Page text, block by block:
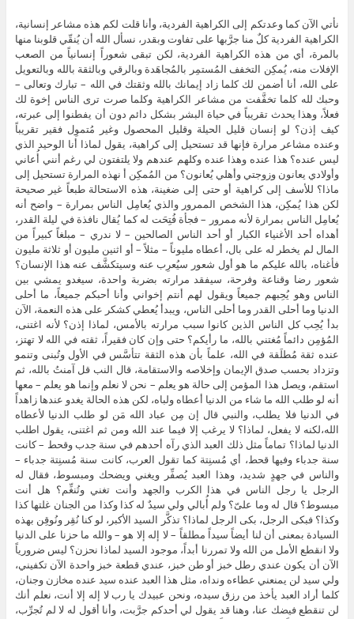
نأتي الآن كما وعدتكم إلى الكراهية الفردية، وأنا قلت لكم هذه مشاعر إنسانية،
الكراهية الفردية كلٌ منا جرَّبها على تفاوت وبقدر، نسأل الله أن يُنقّي قلوبنا منها
بالمرة، أي من هذه الكراهية الفردية، لكن تبقى شعوراً إنسانياً من الصعب
الإفلات منه، يُمكِن التخفف المُستمِر بالمُجاهَدة وبالرقي وبالثقة بالله وبالتعويل
على الله، أنا أضمن لك كلما زاد إيمانك بالله وثقتك في الله – تبارك وتعالى –
وحبك لله كلما تخفَّفت من مشاعر الكراهية وكلما صرت ترى الناس إخوة لك
فعلاً، وهذا يحدث تقريباً في حياة البشر بشكل دائم دون أن يفطنوا إلى عبرته،
كيف إذن؟ لو إنسان قليل الحيلة وقليل المحصول وغير مُتموِل فقير تقريباً
وعنده مشاعر مرارة فإنها قد تستحيل إلى كراهية، يقول لماذا أنا الوحيد الذي
ليس عنده؟ هذا عنده وهذا عنده وكلهم عندهم ولا يلتفتون لي رغم أنني أُعاني
وأولادي يعانون وزوجتي وأهلي يُعانون؟ من المُمكِن أ نهذه المرارة تستحيل إلى
ماذا؟ للأسف إلى كراهية أو حتى إلى ضغينة، هذه الاستحالة طبعاً غير صحيحة
لكن هذا يُمكِن، هذا الشخص الممرور والذي يُعامِل الناس بمرارة – واضح أنه
يُعامِل الناس بمرارة لأنه ممرور – فجأة فُتِحَت له كما يُقال نافذة في ليلة القدر،
أهداه أحد الأغنياء الكبار أو أحد الناس الصالحين – لا ندري – مبلغاً كبيراً من
المال لم يخطر له على بال، أعطاه مليوناً – مثلاً – أو اثنين مليون أو ثلاثة مليون
فأغناه، بالله عليكم ما هو أول شعور سيُعرِب عنه وسيتكشَّف عنه هذا الإنسان؟
شعور رضا وقناعة وفرحة، سيفقد مرارته بضربة واحدة، سيغدو يمشي بين
الناس وهو يُحِبهم جميعاً ويقول لهم أنتم إخواني وأنا أحبكم جميعاً، ما أحلى
الدنيا وما أحلى القدر وما أحلى الناس، ويبدأ يُعطي كشكر على هذه النعمة، الآن
بدأ يُحِب كل الناس الذين كانوا سبب مرارته بالأمس، لماذا إذن؟ لأنه اغتنى،
المُؤمِن دائماً مُغتني بالله، ما رأيكم؟ حتى وإن كان فقيراً، ثقته في الله لا تهتز،
عنده ثقة مُطلَقة في الله، علماً بأن هذه الثقة تتأسَّس في الأول وتُبنى وتنمو
وتزداد بحسب صدق الإيمان وإخلاصه والاستقامة، قال النب قل آمنتُ بالله، ثم
استقم، ويصل هذا المؤمن إلى حالة هو يعلم – نحن لا نعلم وإنما هو يعلم – معها
أنه لو طلب الله ما شاء من الدنيا أعطاه ولباه، لكن هذه الحالة يغدو عندها زاهداً
في الدنيا فلا يطلب، والنبي قال إن مِن عباد الله مَن لو طلب الدنيا لأعطاه
الله،لكنه لا يفعل، لماذا؟ لا يرغب إلا فيما عند الله ومن ثم اغتنى، يقول اطلب
الدنيا لماذا؟ تماماً مثل ذلك العبد الذي رآه أحدهم في سنة جدب وقحط – كانت
سنة جدباء وفيها قحط، أي مُسنِتة كما تقول العرب، كانت سنة مُسنِتة جدباء –
والناس في جهدٍ شديد، وهذا العبد يُصفِّر ويغني ويضحك ومبسوط، فقال له
الرجل يا رجل الناس في هذا الكرب والجهد وأنت تغني وتُنغِّم؟ هل أنت
مبسوط؟ قال له وما علىّ؟ ولم أُبالي ولي سيدٌ له كذا وكذا من الجنان غلتها كذا
وكذا؟ فبكى الرجل، بكى الرجل لماذا؟ تذكَّر السيد الأكبر، لو كنا نُقِر ونُوقِن بهذه
السيادة بمعنى أن لنا أيضاً سيداً مطلقاً – لا إله إلا هو – والله ما حزنا على الدنيا
ولا انقطع الأمل من الله ولا تمررنا أبداً، موجود السيد لماذا نحزن؟ ليس ضرورياً
الآن أن يكون عندي رطل خبز أو طن خبز، عندي قطعة خبز واحدة الآن تكفيني،
ولي سيد لن يمنعني عطاءه ونداه، مثل هذا العبد عنده سيد عنده مخازن وجنان،
كلما أراد العبد يأخذ من رزق سيده، ونحن عبيدك يا رب لا إله إلا أنت، نعلم أنك
لن تنقطع فيضك عنا، وهنا قد يقول لي أحدكم جرَّبت، وأنا أقول له لا لم تُجرِّب،